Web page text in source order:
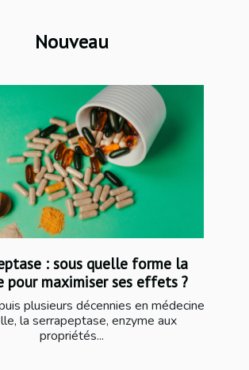
Nouveau
: sous quelle forme la
pour maximiser ses effets ?
plusieurs décennies en médecine
la serrapeptase, enzyme aux
propriétés...